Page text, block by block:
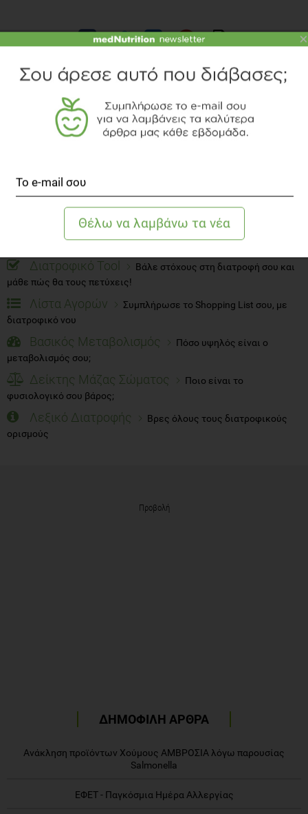
ΜΑΓΕΙΡΙΚΗ ΣΥΝΤΑΓΗ FLORA
Τα "must" της Διατροφής
Εβδομαδίαια Μεταβολή Βάρους
Θέσε τον Στόχο
σου και δες πότε θα τον πετύχεις
Διατροφικό Tool
Βάλε στόχους στη διατροφή σου και
μάθε πώς θα τους πετύχεις!
Λίστα Αγορών
Συμπλήρωσε το Shopping List σου, με
διατροφικό νου
Βασικός Μεταβολισμός
Πόσο υψηλός είναι ο
μεταβολισμός σου;
Δείκτης Μάζας Σώματος
Ποιο είναι το
φυσιολογικό σου βάρος;
Λεξικό Διατροφής
Βρες όλους τους διατροφικούς
ορισμούς
Προβολή
ΔΗΜΟΦΙΛΗ ΑΡΘΡΑ
Ανάκληση προϊόντων Χούμους ΑΜΒΡΟΣΙΑ λόγω παρουσίας
Salmonella
ΕΦΕΤ - Παγκόσμια Ημέρα Αλλεργίας
×